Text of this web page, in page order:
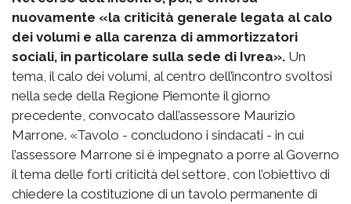
nuovamente «la criticità generale legata al calo
dei volumi e alla carenza di ammortizzatori
sociali, in particolare sulla sede di Ivrea». Un
tema, il calo dei volumi, al centro dell’incontro svoltosi
nella sede della Regione Piemonte il giorno
precedente, convocato dall’assessore Maurizio
Marrone. «Tavolo - concludono i sindacati - in cui
l’assessore Marrone si è impegnato a porre al Governo
il tema delle forti criticità del settore, con l’obiettivo di
chiedere la costituzione di un tavolo permanente di